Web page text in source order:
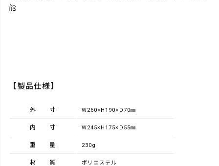
能
【製品仕様】
外寸 W260×H190×D70㎜
内寸 W245×H175×D55㎜
重量 230g
材質 ポリエステル